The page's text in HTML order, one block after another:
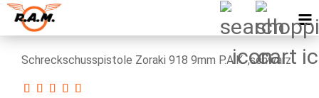
Schreckschusspistole Zoraki 918 9mm P.A.K. ,schwarz